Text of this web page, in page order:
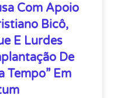
Com Apoio
Bicô,
E Lurdes
De
Tempo” Em